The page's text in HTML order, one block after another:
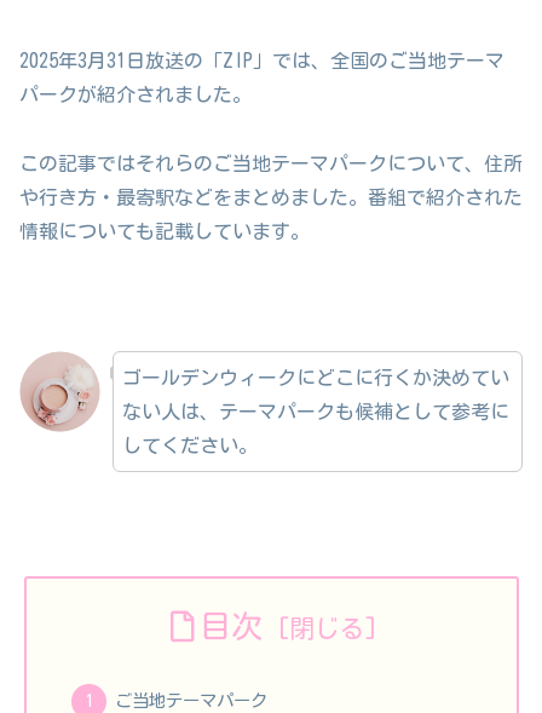
2025年3月31日放送の「ZIP」では、全国のご当地テーマ
パークが紹介されました。
この記事ではそれらのご当地テーマパークについて、住所
や行き方・最寄駅などをまとめました。番組で紹介された
情報についても記載しています。
ゴールデンウィークにどこに行くか決めてい
ない人は、テーマパークも候補として参考に
してください。
目次
ご当地テーマパーク